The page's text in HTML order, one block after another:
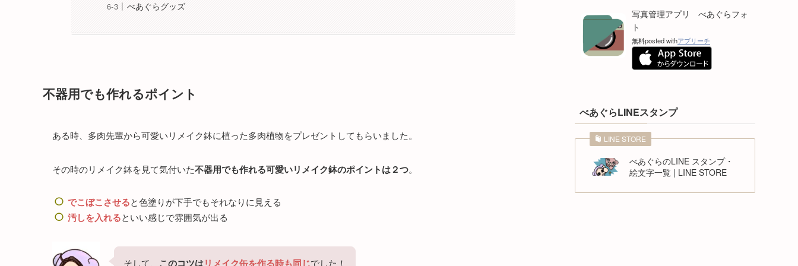
べあぐらグッズ
不器用でも作れるポイント
ある時、多肉先輩から可愛いリメイク鉢に植った多肉植物をプレゼントしてもらいました。
その時のリメイク鉢を見て気付いた不器用でも作れる可愛いリメイク鉢のポイントは２つ。
でこぼこさせると色塗りが下手でもそれなりに見える
汚しを入れるといい感じで雰囲気が出る
そして、 このコツはリメイク缶を作る時も同じでした！
写真管理アプリ べあぐらフォ
ト
無料posted withアプリーチ
べあぐらLINEスタンプ
LINE STORE
べあぐらのLINE スタンプ・
絵文字一覧 | LINE STORE